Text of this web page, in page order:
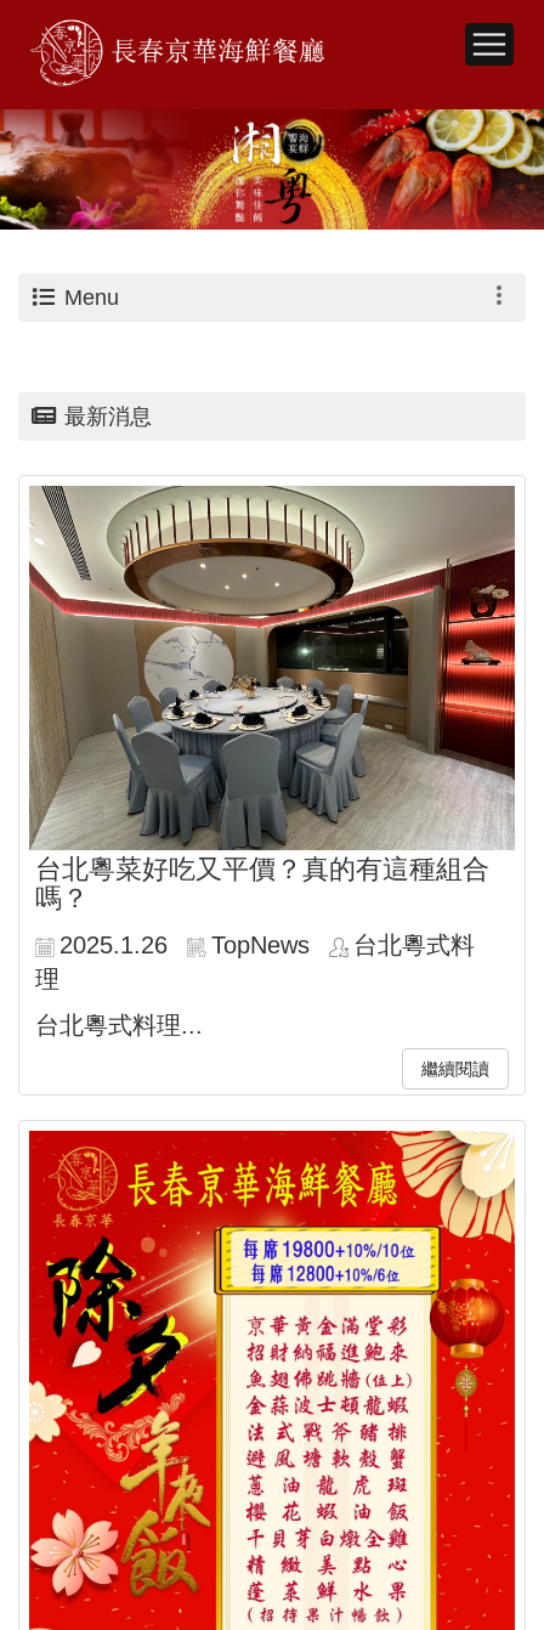
Menu
最新消息
台北粵菜好吃又平價？真的有這種組合
嗎？
2025.1.26 TopNews
台北粵式料
理
台北粵式料理...
繼續閱讀